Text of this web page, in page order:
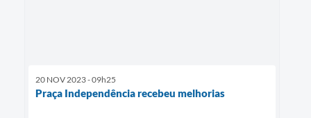
20 NOV 2023 - 09h25
Praça Independência recebeu melhorias